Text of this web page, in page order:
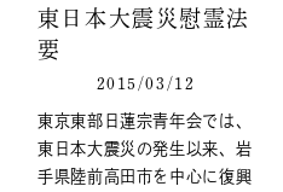
東日本大震災慰霊法
要
2015/03/12
東京東部日蓮宗青年会では、
東日本大震災の発生以来、岩
手県陸前高田市を中心に復興